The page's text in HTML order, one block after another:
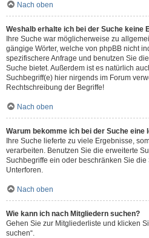
Nach oben
Weshalb erhalte ich bei der Suche keine
Ihre Suche war möglicherweise zu
gängige Wörter, welche von phpBB nicht
spezifischere Anfrage und benutzen Sie
Suche bietet. Außerdem ist es natürlich
Suchbegriff(e) hier nirgends im Forum
Rechtschreibung der Begriffe!
Nach oben
Warum bekomme ich bei der Suche eine
Ihre Suche lieferte zu viele Ergebnisse,
verarbeiten. Benutzen Sie die erweiterte
Suchbegriffe ein oder beschränken Sie
Unterforen.
Nach oben
Wie kann ich nach Mitgliedern suchen?
Gehen Sie zur Mitgliederliste und klicken
suchen“.